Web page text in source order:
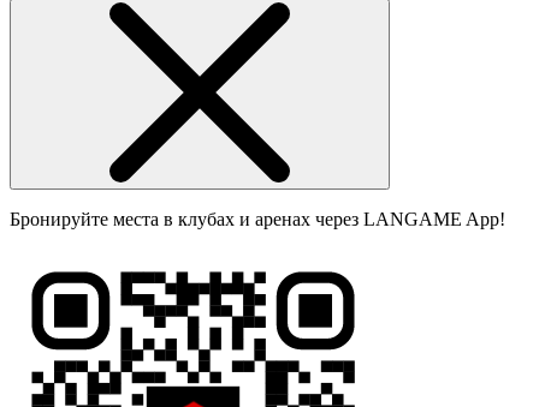
Бронируйте места в клубах и аренах через LANGAME App!